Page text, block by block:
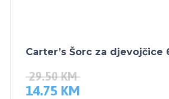
Carter’s Šorc za djevojčice
29.50KM
14.75 KM